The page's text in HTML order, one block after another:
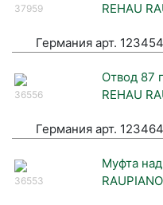
37959
REHAU
Германия арт. 123454
36556
Отвод 87
REHAU
Германия арт. 123464
36553
Муфта